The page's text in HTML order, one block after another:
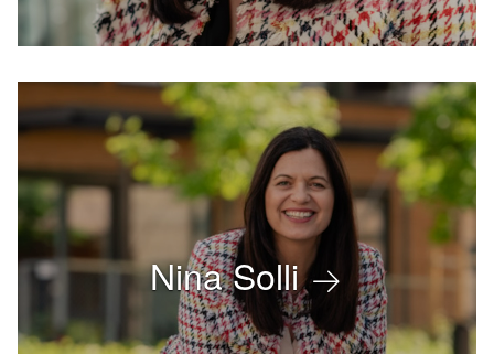
Nina Solli